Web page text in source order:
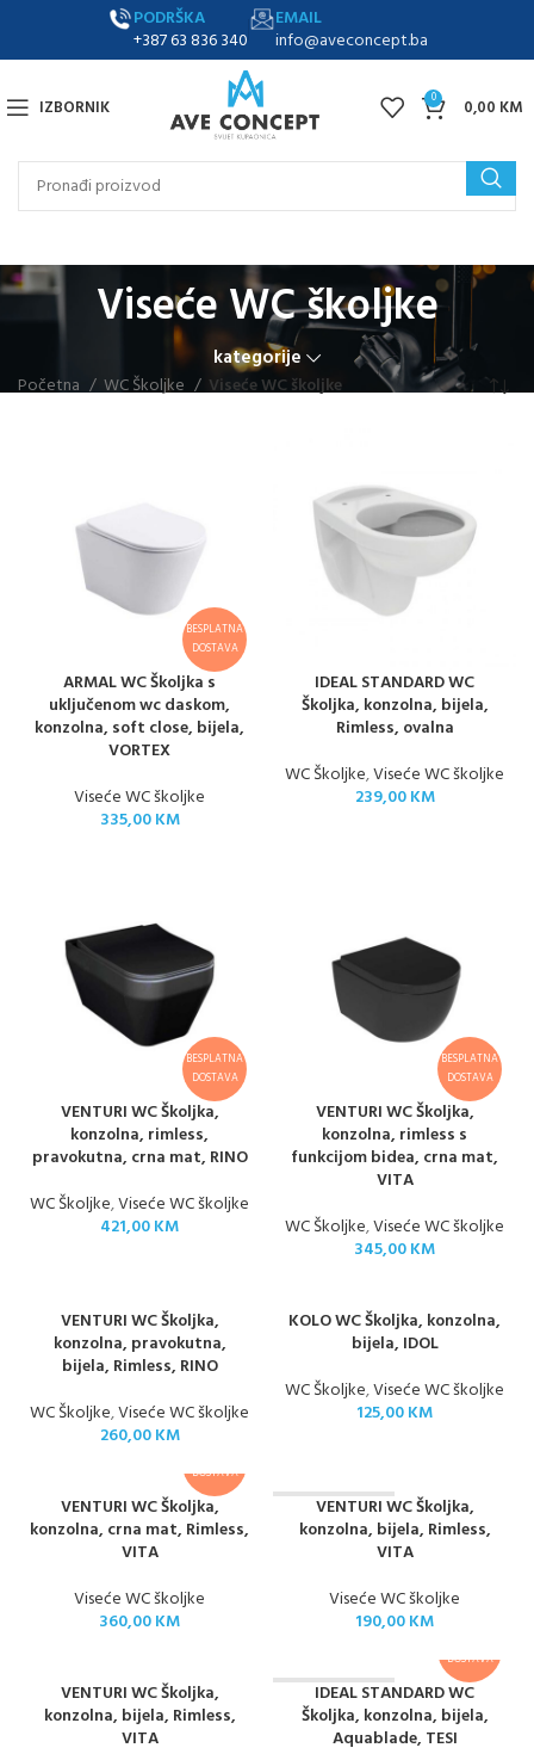
PODRŠKA
+387 63 836 340
EMAIL
info@aveconcept.ba
IZBORNIK 0 0,00 KM
Viseće WC školjke
kategorije
Početna WC Školjke Viseće WC školjke
BESPLATNA
DOSTAVA
ARMAL WC Školjka s
uključenom wc daskom,
konzolna, soft close, bijela,
VORTEX
Viseće WC školjke
335,00KM
IDEAL STANDARD WC
Školjka, konzolna, bijela,
Rimless, ovalna
WC Školjke,Viseće WC školjke
239,00KM
BESPLATNA
DOSTAVA
VENTURI WC Školjka,
konzolna, rimless,
pravokutna, crna mat, RINO
WC Školjke,Viseće WC školjke
421,00KM
BESPLATNA
DOSTAVA
VENTURI WC Školjka,
konzolna, rimless s
funkcijom bidea, crna mat,
VITA
WC Školjke,Viseće WC školjke
345,00KM
VENTURI WC Školjka,
konzolna, pravokutna,
bijela, Rimless, RINO
WC Školjke,Viseće WC školjke
260,00KM
KOLO WC Školjka, konzolna,
bijela, IDOL
WC Školjke,Viseće WC školjke
125,00KM
DOSTAVA
VENTURI WC Školjka,
konzolna, crna mat, Rimless,
VITA
Viseće WC školjke
360,00KM
NEMA NA STANJ
VENTURI WC Školjka,
konzolna, bijela, Rimless,
VITA
Viseće WC školjke
190,00KM
VENTURI WC Školjka,
konzolna, bijela, Rimless,
VITA
NEMA NA STANJ
U
DOSTAVA
IDEAL STANDARD WC
Školjka, konzolna, bijela,
Aquablade, TESI